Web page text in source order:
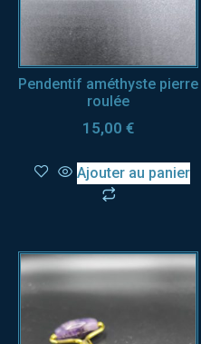
Pendentif améthyste pierre
roulée
15,00 €
Ajouter au panier